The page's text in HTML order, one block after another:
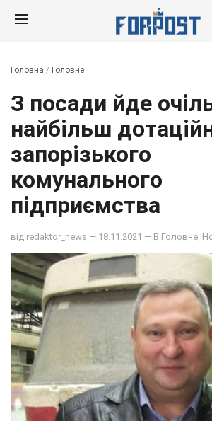
Головна / Головне
З посади йде
найбільш
запорізького
комунального
підприємства
від redaktor_news — 18.11.2021 — В Головне